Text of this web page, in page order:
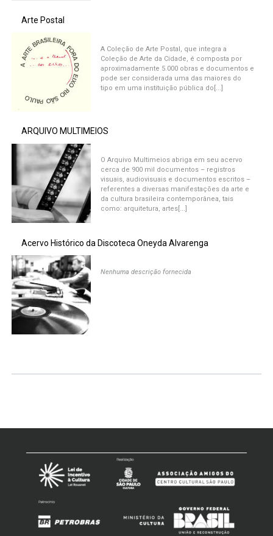
Arte Postal
A Coleção de Arte Postal, que integra a
Coleção de Arte da Cidade, é composta por
aproximadamente 5.000 obras e documentos e
pode ser considerada uma das maiores do
tipo em uma instituição pública do[...]
ARQUIVO MULTIMEIOS
O Arquivo Multimeios abriga em seu acervo
cerca de 900 mil documentos – registros
visuais, audiovisuais e documentos escritos –
referentes a diversas manifestações da arte e
da cultura brasileira contemporânea, tais
como: arquitetura, artes[...]
Acervo Histórico da Discoteca Oneyda Alvarenga
Nenhuma descrição fornecida